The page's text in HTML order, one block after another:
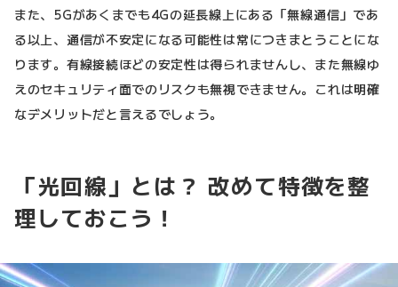
また、5Gがあくまでも4Gの延長線上にある「無線通信」であ
る以上、通信が不安定になる可能性は常につきまとうことにな
ります。有線接続ほどの安定性は得られませんし、また無線ゆ
えのセキュリティ面でのリスクも無視できません。これは明確
なデメリットだと言えるでしょう。
「光回線」とは？ 改めて特徴を整
理しておこう！